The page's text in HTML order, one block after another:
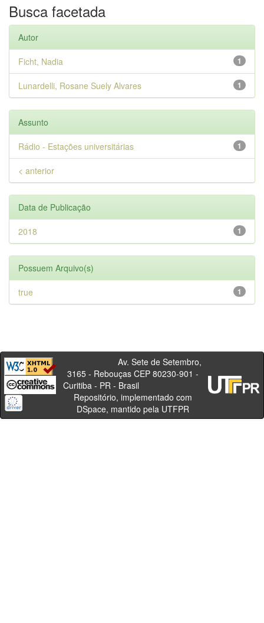
Busca facetada
Autor
1
Ficht, Nadia
1
Lunardelli, Rosane Suely Alvares
Assunto
1
Rádio - Estações universitárias
< anterior
Data de Publicação
1
2018
Possuem Arquivo(s)
1
true
Av. Sete de Setembro,
3165 - Rebouças CEP 80230-901 -
Curitiba - PR - Brasil
Repositório, implementado com
DSpace, mantido pela UTFPR